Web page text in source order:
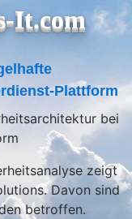
It.com
Plattform
bei
zeigt
Davon sind
betroffen.